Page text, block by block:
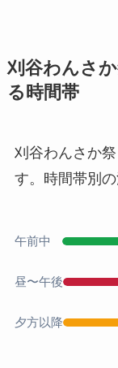
刈谷わんさ
る時間帯
刈谷わんさか
す。時間帯別
午前中
昼〜午後
夕方以降